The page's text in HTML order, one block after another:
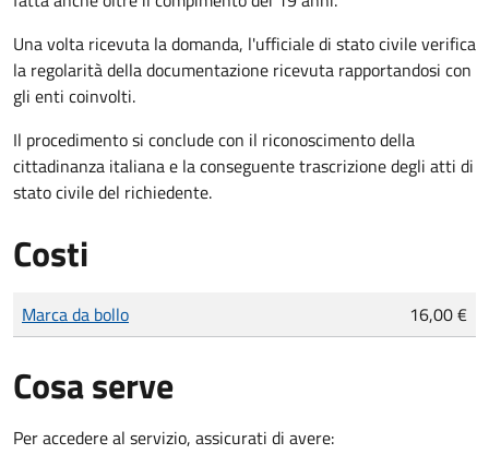
Una volta ricevuta la domanda, l'ufficiale di stato civile verifica
la regolarità della documentazione ricevuta rapportandosi con
gli enti coinvolti.
Il procedimento si conclude con il riconoscimento della
cittadinanza italiana e la conseguente trascrizione degli atti di
stato civile del richiedente.
Costi
Tipo di pagamento
Importo
Marca da bollo 16,00 €
Cosa serve
Per accedere al servizio, assicurati di avere: